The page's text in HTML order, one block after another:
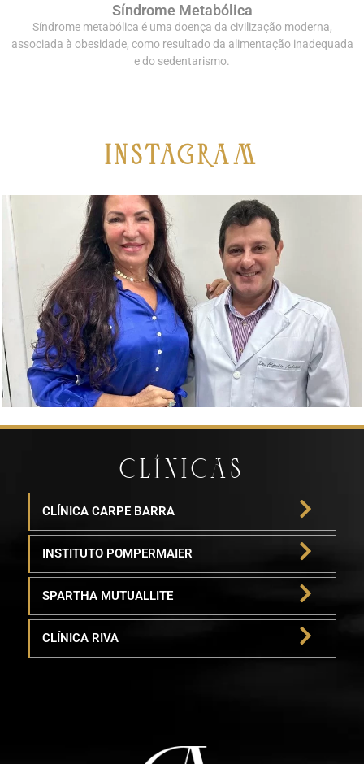
Síndrome Metabólica
Síndrome metabólica é uma doença da civilização moderna,
associada à obesidade, como resultado da alimentação inadequada
e do sedentarismo.
iNSTAGRAM
CLÍNICAS
CLÍNICA CARPE BARRA
INSTITUTO POMPERMAIER
SPARTHA MUTUALLITE
CLÍNICA RIVA